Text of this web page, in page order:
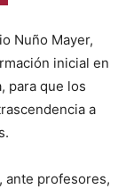
Nuño Mayer,
inicial en
para que los
a
ante profesores,